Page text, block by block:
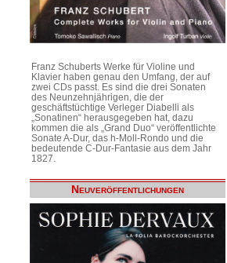
Franz Schuberts Werke für Violine und
Klavier haben genau den Umfang, der auf
zwei CDs passt. Es sind die drei Sonaten
des Neunzehnjährigen, die der
geschäftstüchtige Verleger Diabelli als
„Sonatinen“ herausgegeben hat, dazu
kommen die als „Grand Duo“ veröffentlichte
Sonate A-Dur, das h-Moll-Rondo und die
bedeutende C-Dur-Fantasie aus dem Jahr
1827.
Neuveröffentlichungen